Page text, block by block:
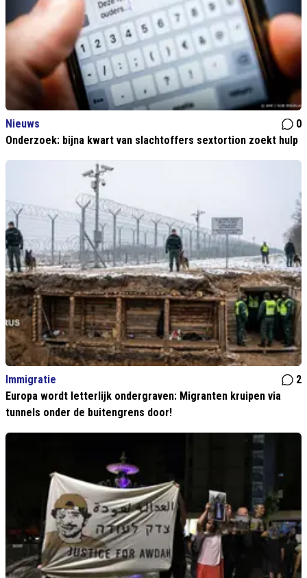
Nieuws
0
Onderzoek: bijna kwart van slachtoffers sextortion zoekt hulp
Immigratie
2
Europa wordt letterlijk ondergraven: Migranten kruipen via
tunnels onder de buitengrens door!